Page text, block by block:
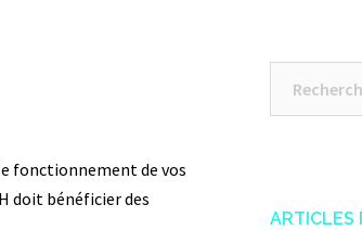
fonctionnement de vos
doit bénéficier des
ARTICLES